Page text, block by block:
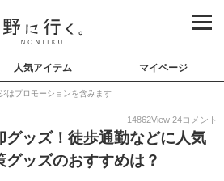
人気アイテム マイページ
はプロモーションを含みます
14862View 24コメント
グッズ！徒歩通勤などに人気
グッズのおすすめは？